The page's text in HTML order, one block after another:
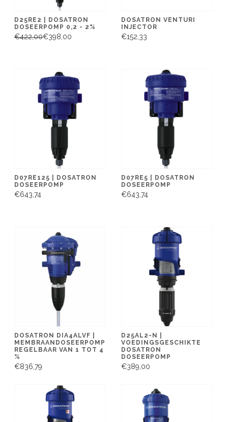
D25RE2 | DOSATRON
DOSEERPOMP 0,2 - 2%
€422,00€398,00
DOSATRON VENTURI
INJECTOR
€152,33
D07RE125 | DOSATRON
DOSEERPOMP
€643,74
D07RE5 | DOSATRON
DOSEERPOMP
€643,74
DOSATRON DIA4ALVF |
MEMBRAANDOSEERPOMP
REGELBAAR VAN 1 TOT 4
%
€836,79
D25AL2-N |
VOEDINGSGESCHIKTE
DOSATRON
DOSEERPOMP
€389,00